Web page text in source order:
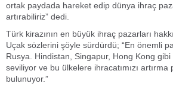
ortak paydada hareket edip dünya ihraç
artırabiliriz” dedi.
Türk kirazının en büyük ihraç pazarları
Uçak sözlerini şöyle sürdürdü; “En önemli
Rusya. Hindistan, Singapur, Hong Kong gibi
seviliyor ve bu ülkelere ihracatımızı artırma
bulunuyor.”